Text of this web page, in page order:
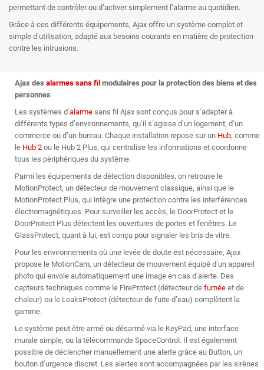
permettant de contrôler ou d’activer simplement l’alarme au quotidien.
Grâce à ces différents équipements, Ajax offre un système complet et
simple d’utilisation, adapté aux besoins courants en matière de protection
contre les intrusions.
Ajax des alarmes sans fil modulaires pour la protection des biens et des
personnes
Les systèmes d’alarme sans fil Ajax sont conçus pour s’adapter à
différents types d’environnements, qu’il s’agisse d’un logement, d’un
commerce ou d’un bureau. Chaque installation repose sur un Hub, comme
le Hub 2 ou le Hub 2 Plus, qui centralise les informations et coordonne
tous les périphériques du système.
Parmi les équipements de détection disponibles, on retrouve le
MotionProtect, un détecteur de mouvement classique, ainsi que le
MotionProtect Plus, qui intègre une protection contre les interférences
électromagnétiques. Pour surveiller les accès, le DoorProtect et le
DoorProtect Plus détectent les ouvertures de portes et fenêtres. Le
GlassProtect, quant à lui, est conçu pour signaler les bris de vitre.
Pour les environnements où une levée de doute est nécessaire, Ajax
propose le MotionCam, un détecteur de mouvement équipé d’un appareil
photo qui envoie automatiquement une image en cas d’alerte. Des
capteurs techniques comme le FireProtect (détecteur de fumée et de
chaleur) ou le LeaksProtect (détecteur de fuite d’eau) complètent la
gamme.
Le système peut être armé ou désarmé via le KeyPad, une interface
murale simple, ou la télécommande SpaceControl. Il est également
possible de déclencher manuellement une alerte grâce au Button, un
bouton d’urgence discret. Les alertes sont accompagnées par les sirènes